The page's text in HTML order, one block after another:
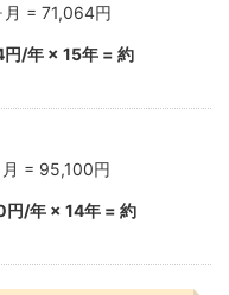
= 71,064円
/年 × 15年 = 約
= 95,100円
円/年 × 14年 = 約